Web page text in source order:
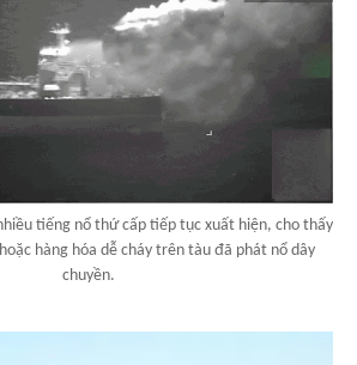
tiếng nổ thứ cấp tiếp tục xuất hiện, cho thấy
hàng hóa dễ cháy trên tàu đã phát nổ dây
chuyền.